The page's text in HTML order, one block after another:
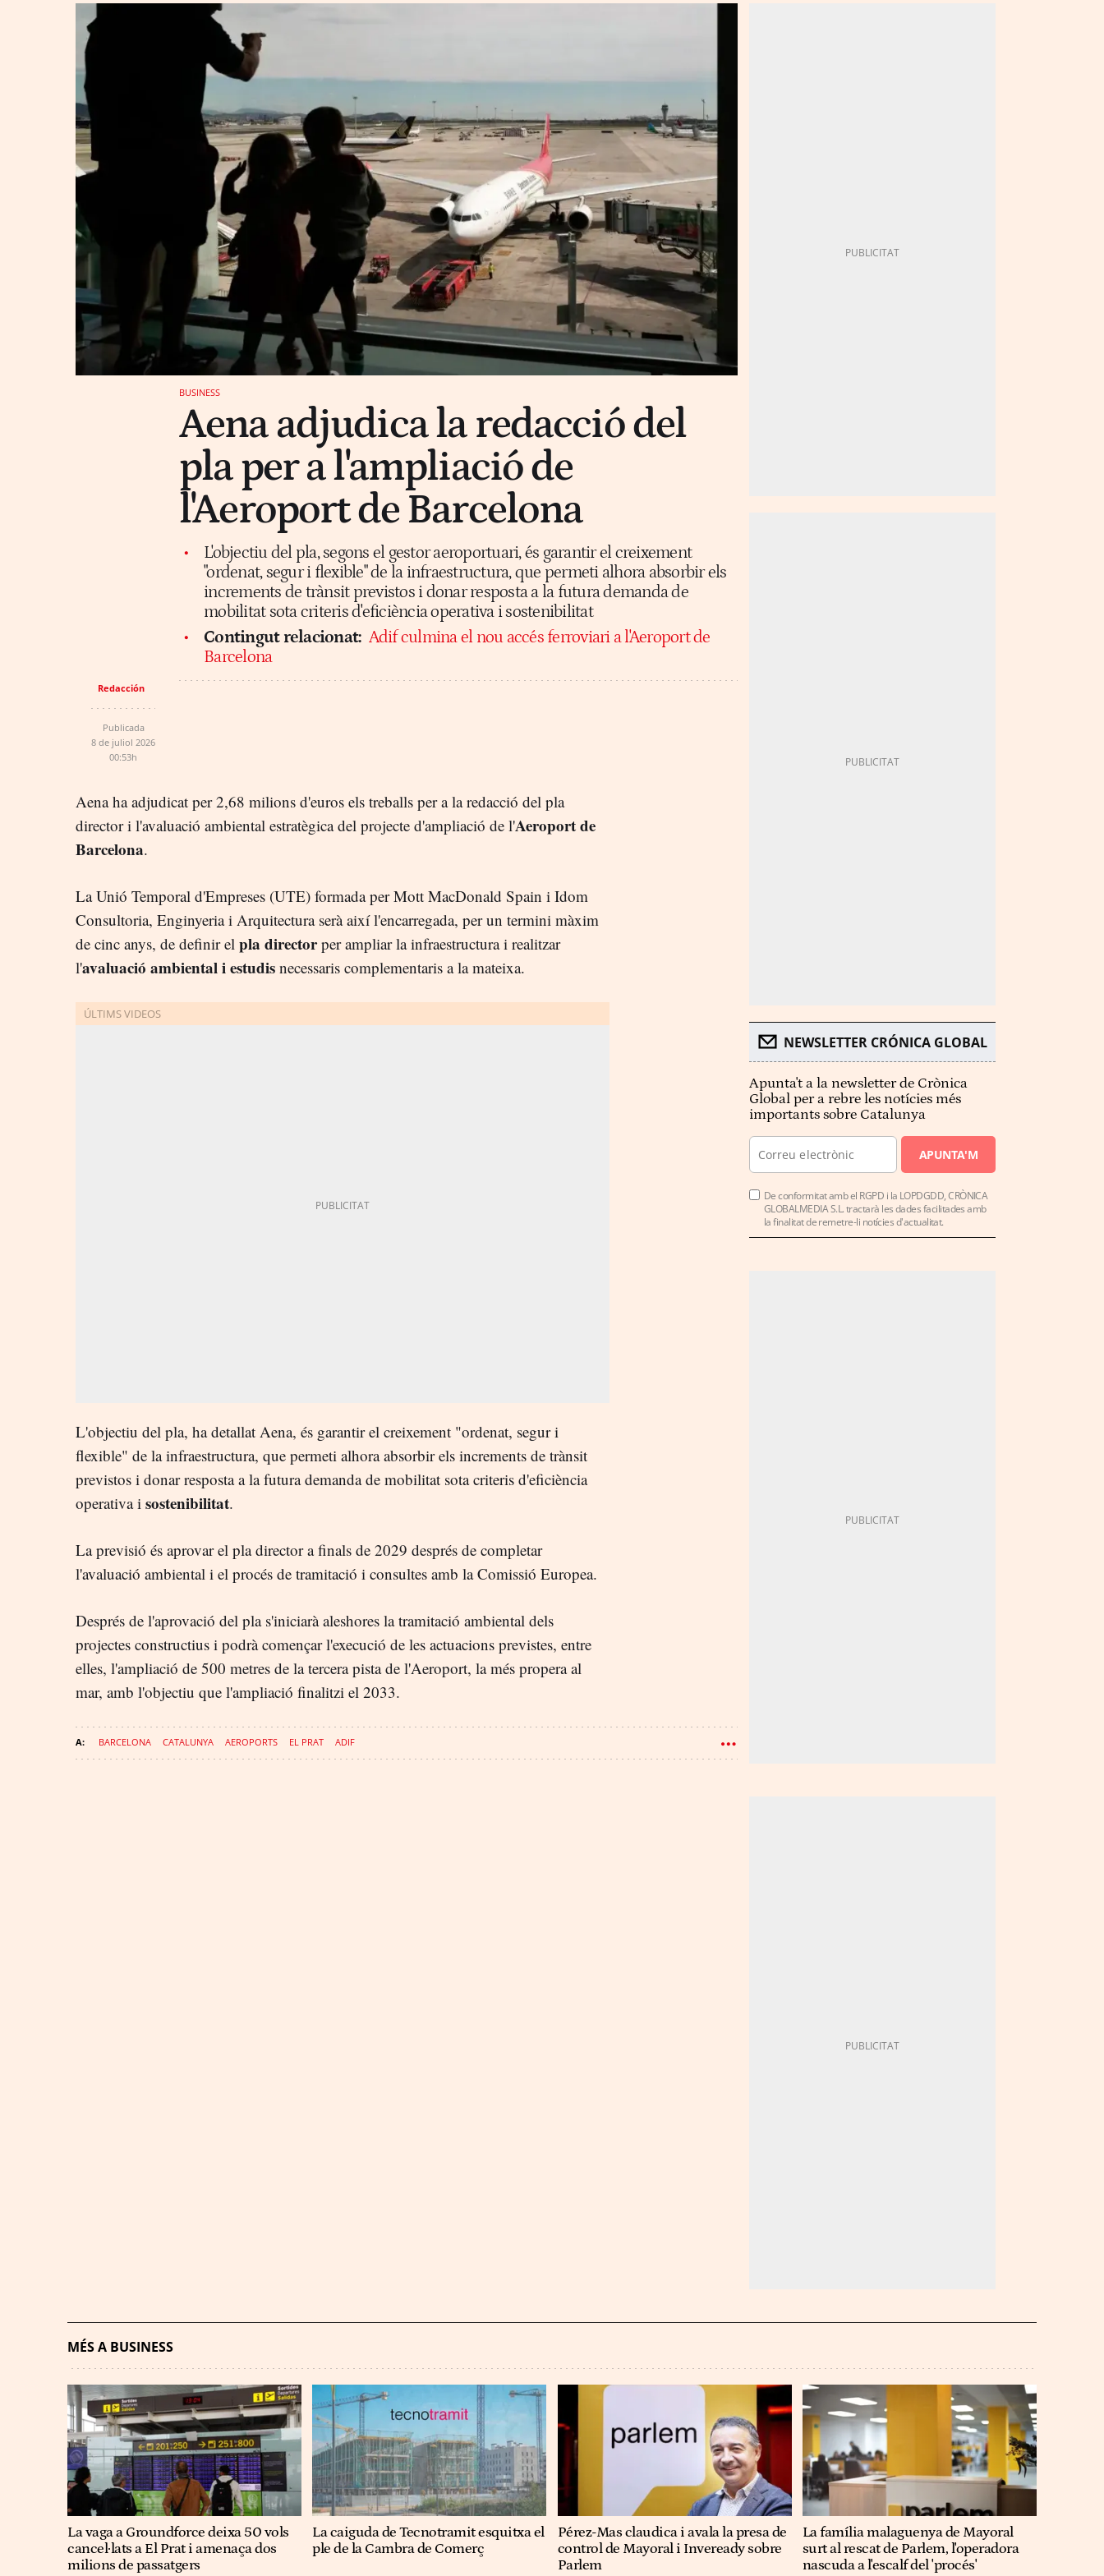
BUSINESS
Aena adjudica la redacció del
pla per a l'ampliació de
l'Aeroport de Barcelona
L'objectiu del pla, segons el gestor aeroportuari, és garantir el creixement
"ordenat, segur i flexible" de la infraestructura, que permeti alhora absorbir els
increments de trànsit previstos i donar resposta a la futura demanda de
mobilitat sota criteris d'eficiència operativa i sostenibilitat
Contingut relacionat: Adif culmina el nou accés ferroviari a l'Aeroport de
Barcelona
Redacción
Publicada
8 de juliol 2026
00:53h
Aena ha adjudicat per 2,68 milions d'euros els treballs per a la redacció del pla
director i l'avaluació ambiental estratègica del projecte d'ampliació de l'Aeroport de
Barcelona.
La Unió Temporal d'Empreses (UTE) formada per Mott MacDonald Spain i Idom
Consultoria, Enginyeria i Arquitectura serà així l'encarregada, per un termini màxim
de cinc anys, de definir el pla directorper ampliar la infraestructura i realitzar
l'avaluació ambiental i estudis necessaris complementaris a la mateixa.
L'objectiu del pla, ha detallat Aena, és garantir el creixement "ordenat, segur i
flexible" de la infraestructura, que permeti alhora absorbir els increments de trànsit
previstos i donar resposta a la futura demanda de mobilitat sota criteris d'eficiència
operativa i sostenibilitat.
La previsió és aprovar el pla director a finals de 2029 després de completar
l'avaluació ambiental i el procés de tramitació i consultes amb la Comissió Europea.
Després de l'aprovació del pla s'iniciarà aleshores la tramitació ambiental dels
projectes constructius i podrà començar l'execució de les actuacions previstes, entre
elles, l'ampliació de 500 metres de la tercera pista de l'Aeroport, la més propera al
mar, amb l'objectiu que l'ampliació finalitzi el 2033.
BARCELONA CATALUNYA AEROPORTS EL PRAT ADIF
NEWSLETTER CRÓNICA GLOBAL
Apunta't a la newsletter de Crònica
Global per a rebre les notícies més
importants sobre Catalunya
APUNTA'M
De conformitat amb el RGPD i la LOPDGDD, CRÒNICA
GLOBALMEDIA S.L. tractarà les dades facilitades amb
la finalitat de remetre-li notícies d'actualitat.
MÉS A BUSINESS
La vaga a Groundforce deixa 50 vols
cancel·lats a El Prat i amenaça dos
milions de passatgers
La caiguda de Tecnotramit esquitxa el
ple de la Cambra de Comerç
Pérez-Mas claudica i avala la presa de
control de Mayoral i Inveready sobre
Parlem
La família malaguenya de Mayoral
surt al rescat de Parlem, l'operadora
nascuda a l'escalf del 'procés'